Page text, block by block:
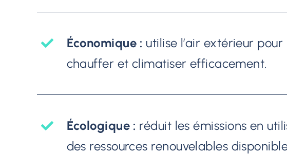
Économique : utilise l’air extérieur pour
chauffer et climatiser efficacement.
Écologique : réduit les émissions en
des ressources renouvelables